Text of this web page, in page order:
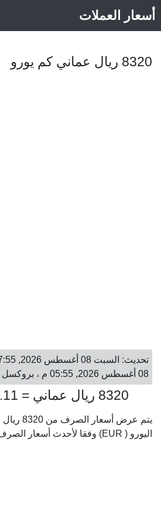
أسعار العملات
8320 ريال عماني كم يورو
08 أغسطس 2026, 05:55 م ، بروكسل
8320 ريال عماني = 18,716.11 يورو
اليورو ( EUR) وفقا لأحدث أسعار الصرف.